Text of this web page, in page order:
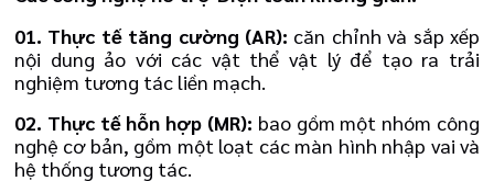
01. Thực tế tăng cường (AR): căn chỉnh và sắp xếp
nội dung ảo với các vật thể vật lý để tạo ra trải
nghiệm tương tác liền mạch.
02. Thực tế hỗn hợp (MR): bao gồm một nhóm công
nghệ cơ bản, gồm một loạt các màn hình nhập vai và
hệ thống tương tác.